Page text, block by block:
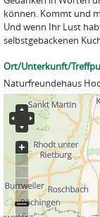
können. Kommt und
Und wenn Ihr Lust
selbstgebackenen
Ort/Unterkunft/
Naturfreundehaus